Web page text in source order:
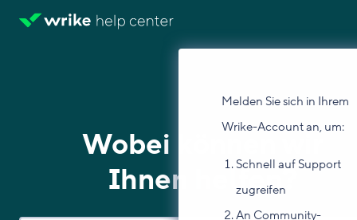
Melden Sie sich in Ihrem
Wrike-Account an, um:
Schnell auf Support
zugreifen
An Community-
Wobei können wir
Ihnen helfen?